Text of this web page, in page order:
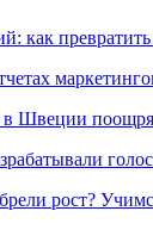
как
в Швеции
рост?